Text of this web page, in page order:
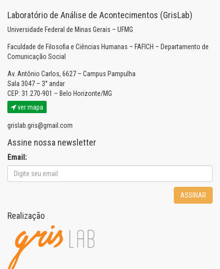
Laboratório de Análise de Acontecimentos (GrisLab)
Universidade Federal de Minas Gerais – UFMG
Faculdade de Filosofia e Ciências Humanas – FAFICH – Departamento de
Comunicação Social
Av. Antônio Carlos, 6627 – Campus Pampulha
Sala 3047 – 3° andar
CEP: 31.270-901 – Belo Horizonte/MG
ver mapa
grislab.gris@gmail.com
Assine nossa newsletter
Email:
ASSINAR
Realização